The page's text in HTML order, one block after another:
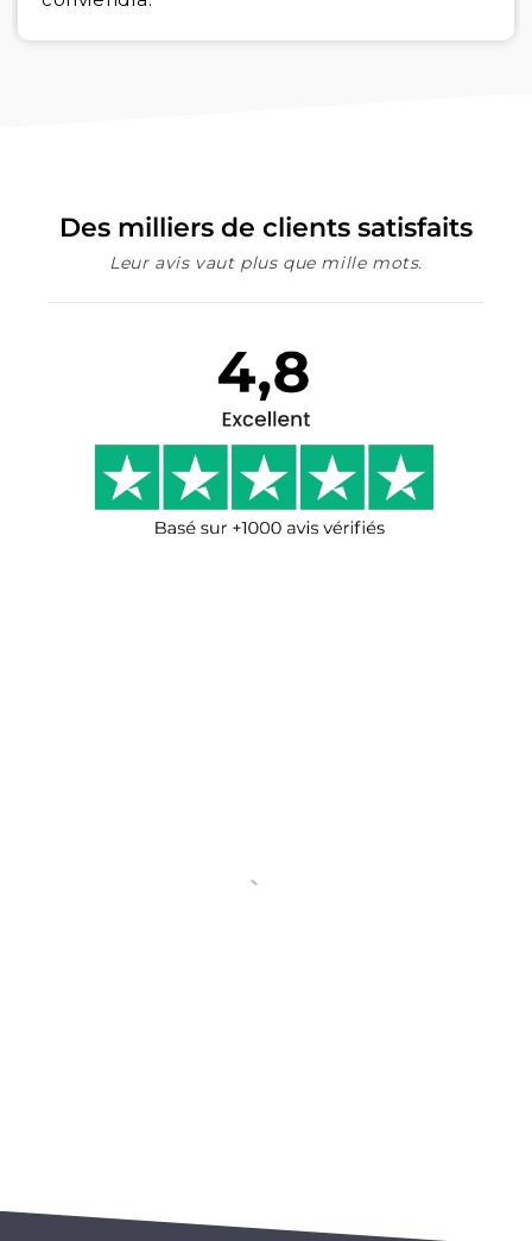
Des milliers de clients satisfaits
Leur avis vaut plus que mille mots.